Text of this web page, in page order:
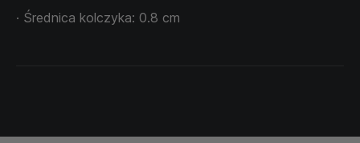
· Średnica kolczyka: 0.8 cm